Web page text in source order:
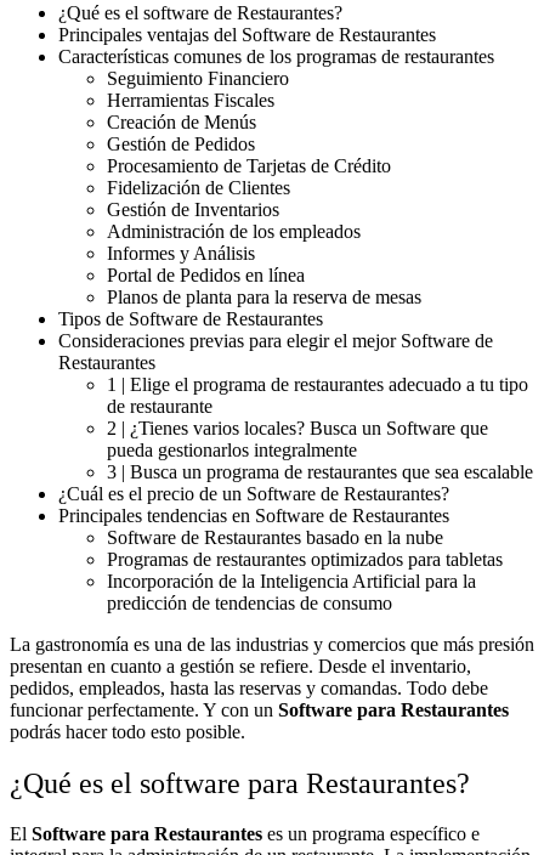
¿Qué es el software de Restaurantes?
Principales ventajas del Software de Restaurantes
Características comunes de los programas de restaurantes
Seguimiento Financiero
Herramientas Fiscales
Creación de Menús
Gestión de Pedidos
Procesamiento de Tarjetas de Crédito
Fidelización de Clientes
Gestión de Inventarios
Administración de los empleados
Informes y Análisis
Portal de Pedidos en línea
Planos de planta para la reserva de mesas
Tipos de Software de Restaurantes
Consideraciones previas para elegir el mejor Software de
Restaurantes
1 | Elige el programa de restaurantes adecuado a tu tipo
de restaurante
2 | ¿Tienes varios locales? Busca un Software que
pueda gestionarlos integralmente
3 | Busca un programa de restaurantes que sea escalable
¿Cuál es el precio de un Software de Restaurantes?
Principales tendencias en Software de Restaurantes
Software de Restaurantes basado en la nube
Programas de restaurantes optimizados para tabletas
Incorporación de la Inteligencia Artificial para la
predicción de tendencias de consumo
La gastronomía es una de las industrias y comercios que más presión
presentan en cuanto a gestión se refiere. Desde el inventario,
pedidos, empleados, hasta las reservas y comandas. Todo debe
funcionar perfectamente. Y con un Software para Restaurantes
podrás hacer todo esto posible.
¿Qué es el software para Restaurantes?
El Software para Restaurantes es un programa específico e